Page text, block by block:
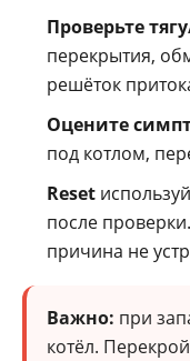
Проверьте
перекрытия,
решёток
Оцените
под котлом,
Reset
после
причина не
Важно: при
котёл.